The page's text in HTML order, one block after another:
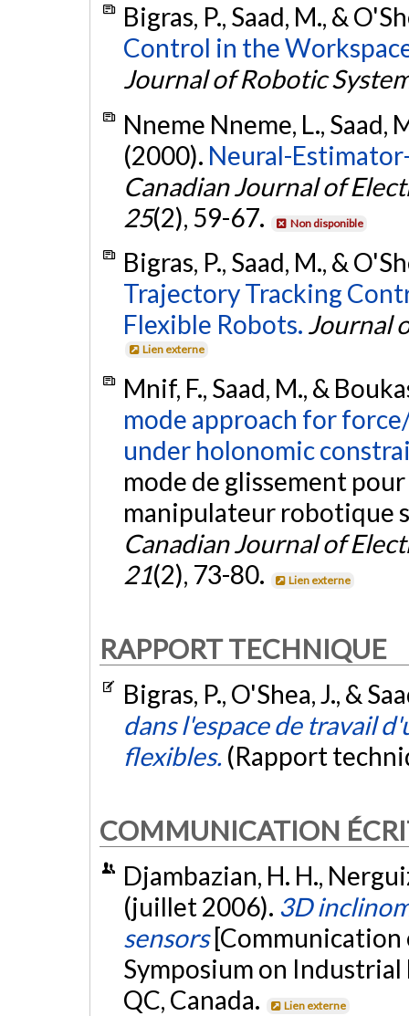
Bigras, P., Saad, M., &
Control in the
Journal of Robotic
Nneme Nneme, L., Saad,
(2000). Neural-
Canadian Journal of
25(2), 59-67. Non disponible
Bigras, P., Saad, M., &
Trajectory Tracking
Flexible Robots. Journal
Lien externe
Mnif, F., Saad, M., &
mode approach for
under holonomic
mode de glissement
manipulateur robotique
Canadian Journal of
21(2), 73-80. Lien externe
RAPPORT TECHNIQUE
Bigras, P., O'Shea, J., &
dans l'espace de travail
flexibles. (Rapport
COMMUNICATION
Djambazian, H. H.,
(juillet 2006). 3D
sensors
Symposium on
QC, Canada.
Lien externe